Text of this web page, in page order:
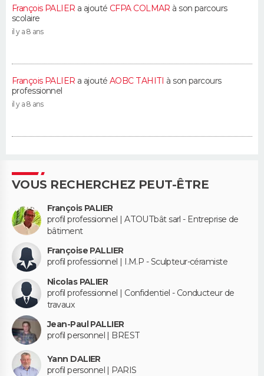
François PALIER a ajouté CFPA COLMAR à son parcours
scolaire
il y a 8 ans
François PALIER a ajoutéAOBC TAHITI à son parcours
professionnel
il y a 8 ans
VOUS RECHERCHEZ PEUT-ÊTRE
François PALIER
profil professionnel | ATOUTbât sarl - Entreprise de
bâtiment
Françoise PALLIER
profil professionnel | I.M.P - Sculpteur-céramiste
Nicolas PALIER
profil professionnel | Confidentiel - Conducteur de
travaux
Jean-Paul PALLIER
profil personnel | BREST
Yann DALIER
profil personnel | PARIS